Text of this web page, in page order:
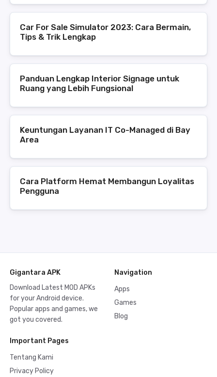
Car For Sale Simulator 2023: Cara Bermain,
Tips & Trik Lengkap
Panduan Lengkap Interior Signage untuk
Ruang yang Lebih Fungsional
Keuntungan Layanan IT Co-Managed di Bay
Area
Cara Platform Hemat Membangun Loyalitas
Pengguna
Gigantara APK
Download Latest MOD APKs
for your Android device.
Popular apps and games, we
got you covered.
Navigation
Apps
Games
Blog
Important Pages
Tentang Kami
Privacy Policy